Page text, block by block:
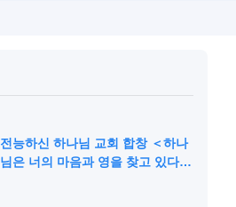
전능하신 하나님 교회 합창 ＜하나
님은 너의 마음과 영을 찾고 있다＞